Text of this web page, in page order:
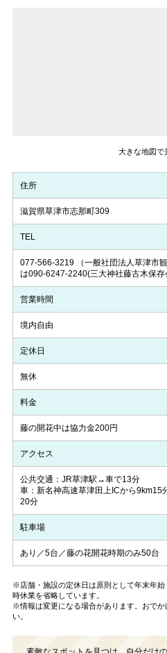
大きな地図で
住所
滋賀県草津市志那町309
TEL
077-566-3219（一般社団法人草津市
は090-6247-2240(三大神社藤古木保存
営業時間
境内自由
定休日
無休
料金
藤の開花中は協力金200円
アクセス
公共交通：JR草津駅→車で13分
車：新名神高速草津田上ICから9km15
20分
駐車場
あり／5台／藤の花開花時期のみ50台
※店舗・施設の定休日は原則として年末年
時休業を省略しています。
※情報は変更になる場合があります。おで
い。